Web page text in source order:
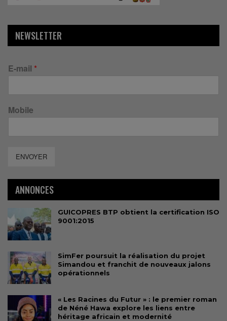
NEWSLETTER
E-mail *
Mobile
ENVOYER
ANNONCES
GUICOPRES BTP obtient la certification ISO
9001:2015
SimFer poursuit la réalisation du projet
Simandou et franchit de nouveaux jalons
opérationnels
« Les Racines du Futur » : le premier roman
de Néné Hawa explore les liens entre
héritage africain et modernité